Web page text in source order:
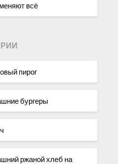
всё
пирог
бургеры
ржаной хлеб на